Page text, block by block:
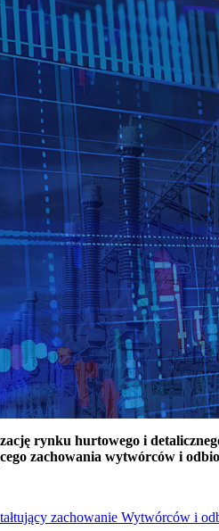
rynku hurtowego i
zachowania wytwórców i
zachowanie Wytwórców i